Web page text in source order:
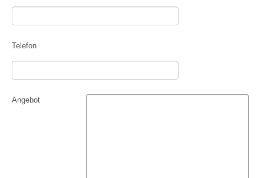
Telefon
Angebot